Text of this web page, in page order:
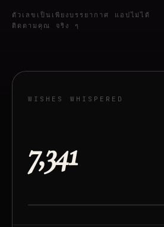
ตัวเลขเป็นเพียงบรรยากาศ แอปไม่ได้
ติดตามคุณ จริง ๆ
WISHES WHISPERED
7,341